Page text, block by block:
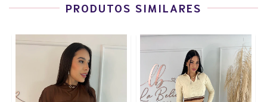
PRODUTOS SIMILARES